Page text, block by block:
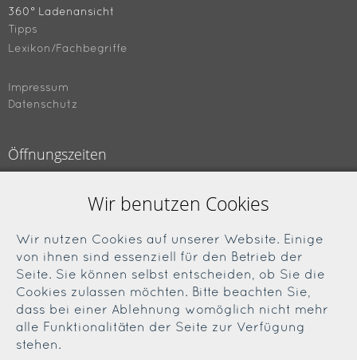
360° Ladenansicht
Tipps
Lexikon/Fachbegriffe
Impressum
Datenschutz
Öffnungszeiten
09.00 bis 18.00 Uhr
Samstag
09.00 bis 13.00 Uhr
Soziale Medien
Facebook
Wir benutzen Cookies
Wir nutzen Cookies auf unserer Website. Einige
von ihnen sind essenziell für den Betrieb der
Seite. Sie können selbst entscheiden, ob Sie die
Cookies zulassen möchten. Bitte beachten Sie,
dass bei einer Ablehnung womöglich nicht mehr
alle Funktionalitäten der Seite zur Verfügung
stehen.